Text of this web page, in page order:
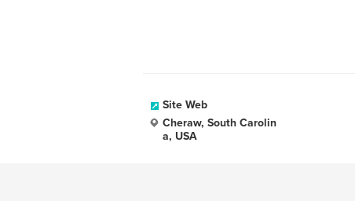
Site Web
Cheraw, South Carolin
a, USA